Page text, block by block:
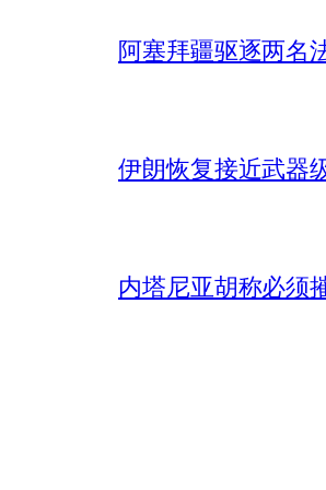
阿塞拜疆驱逐两名
伊朗恢复接近武器
内塔尼亚胡称必须